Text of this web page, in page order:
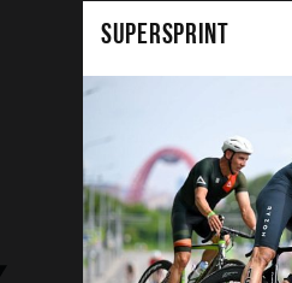
SUPERSPRINT